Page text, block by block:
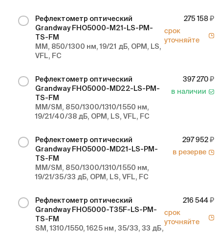
Рефлектометр оптический
Grandway FHO5000-M21-LS-PM-
TS-FM
MM, 850/1300 нм, 19/21 дБ, OPM, LS,
VFL, FC
275 158
срок
уточняйте
Рефлектометр оптический
Grandway FHO5000-MD22-LS-PM-
TS-FM
MM/SM, 850/1300/1310/1550 нм,
19/21/40/38 дБ, OPM, LS, VFL, FC
397 270
в наличии
Рефлектометр оптический
Grandway FHO5000-MD21-LS-PM-
TS-FM
MM/SM, 850/1300/1310/1550 нм,
19/21/35/33 дБ, OPM, LS, VFL, FC
297 952
в резерве
Рефлектометр оптический
Grandway FHO5000-T35F-LS-PM-
TS-FM
SM, 1310/1550, 1625 нм, 35/33, 33 дБ,
216 544
срок
уточняйте